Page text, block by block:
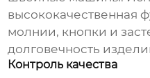
высококачественная
молнии, кнопки и
долговечность
Контроль качества